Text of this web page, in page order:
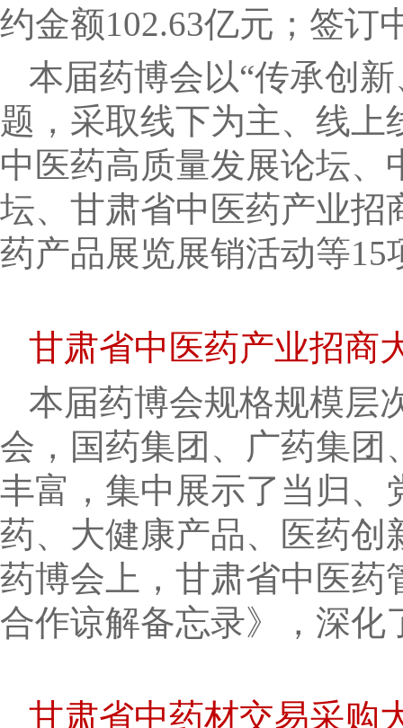
约金额102.63亿元；签订
本届药博会以“传承创
题，采取线下为主、线
中医药高质量发展论坛
坛、甘肃省中医药产业招
药产品展览展销活动等15
甘肃省中医药产业招商
本届药博会规格规模层
会，国药集团、广药集团
丰富，集中展示了当归、
药、大健康产品、医药创
药博会上，甘肃省中医药
合作谅解备忘录》，深化
甘肃省中药材交易采购